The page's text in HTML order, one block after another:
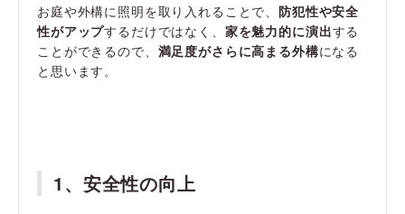
お庭や外構に照明を取り入れることで、防犯性や安全
性がアップするだけではなく、 家を魅力的に演出する
ことができるので、 満足度がさらに高まる外構になる
と思います。
1、安全性の向上